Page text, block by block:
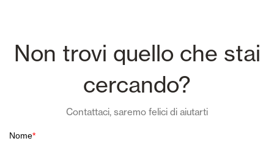
Non trovi quello che stai
cercando?
Contattaci, saremo felici di aiutarti